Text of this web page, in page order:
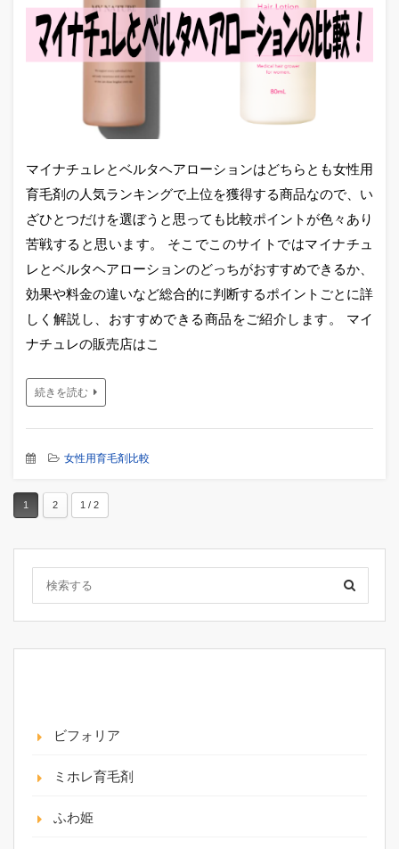
マイナチュレとベルタヘアローションはどちらとも女性用
育毛剤の人気ランキングで上位を獲得する商品なので、い
ざひとつだけを選ぼうと思っても比較ポイントが色々あり
苦戦すると思います。 そこでこのサイトではマイナチュ
レとベルタヘアローションのどっちがおすすめできるか、
効果や料金の違いなど総合的に判断するポイントごとに詳
しく解説し、おすすめできる商品をご紹介します。 マイ
ナチュレの販売店はこ
続きを読む
女性用育毛剤比較
1 2 1 / 2
ビフォリア
ミホレ育毛剤
ふわ姫